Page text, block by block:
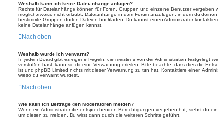
Weshalb kann ich keine Dateianhänge anfügen?
Rechte für Dateianhänge können für Foren, Gruppen und einzelne Benutzer vergeben
möglicherweise nicht erlaubt, Dateianhänge in dem Forum anzufügen, in dem du
bestimmte Gruppen dürfen Dateien hochladen. Du kannst einen Administrator
keine Dateianhänge anfügen kannst.
Nach oben
Weshalb wurde ich verwarnt?
In jedem Board gibt es eigene Regeln, die meistens von der Administration festgelegt
verstoßen hast, kann sie dir eine Verwarnung erteilen. Bitte beachte, dass dies die
ist und phpBB Limited nichts mit dieser Verwarnung zu tun hat. Kontaktiere einen
wieso du verwarnt wurdest.
Nach oben
Wie kann ich Beiträge den Moderatoren melden?
Wenn ein Administrator die entsprechenden Berechtigungen vergeben hat, siehst du
um diesen zu melden. Du wirst dann durch die weiteren Schritte geführt.